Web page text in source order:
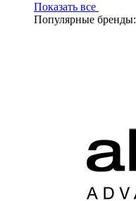
Показать все
Популярные бренды: